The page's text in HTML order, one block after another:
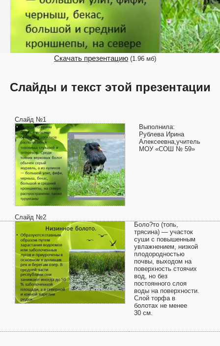
Скачать презентацию (1.96 мб)
Слайды и текст этой презентации
Слайд №1
Выполнила:
Рублева Ирина
Алексеевна,учитель
МОУ «СОШ № 59»
Слайд №2
Боло?то (топь,
трясина) — участок
суши с повышенным
увлажнением, низкой
плодородностью
почвы, выходом на
поверхность стоячих
вод, но без
постоянного слоя
воды на поверхности.
Слой торфа в
болотах не менее
30 см.